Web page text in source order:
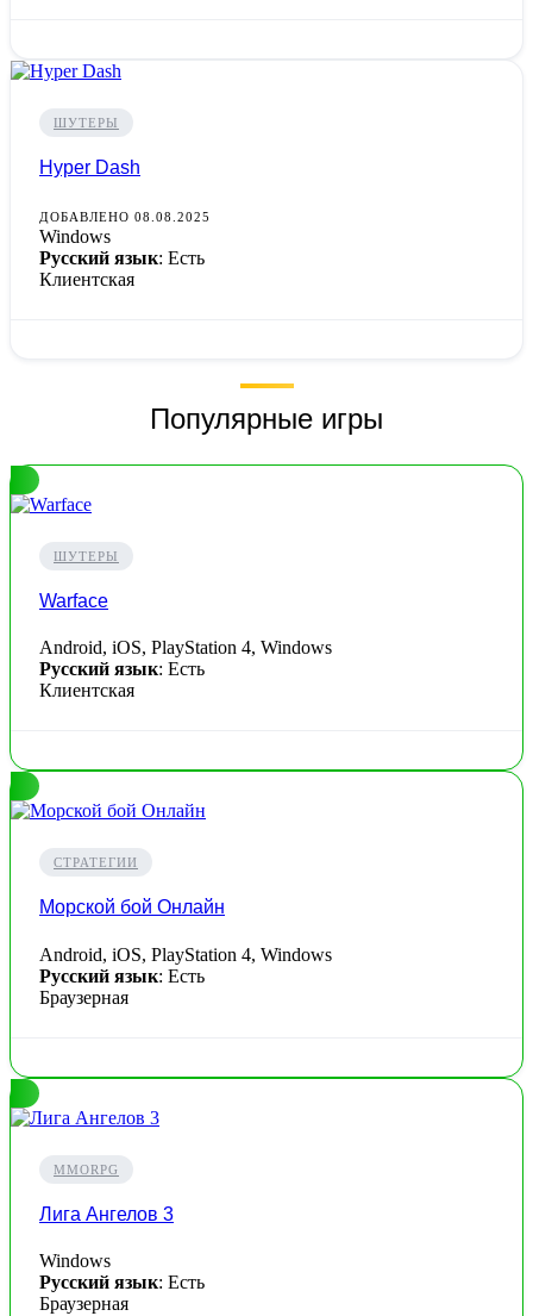
ШУТЕРЫ
Hyper Dash
ДОБАВЛЕНО 08.08.2025
Windows
Русский язык: Есть
Клиентская
Популярные игры
ШУТЕРЫ
Warface
Android, iOS, PlayStation 4, Windows
Русский язык: Есть
Клиентская
СТРАТЕГИИ
Морской бой Онлайн
Android, iOS, PlayStation 4, Windows
Русский язык: Есть
Браузерная
MMORPG
Лига Ангелов 3
Windows
Русский язык: Есть
Браузерная